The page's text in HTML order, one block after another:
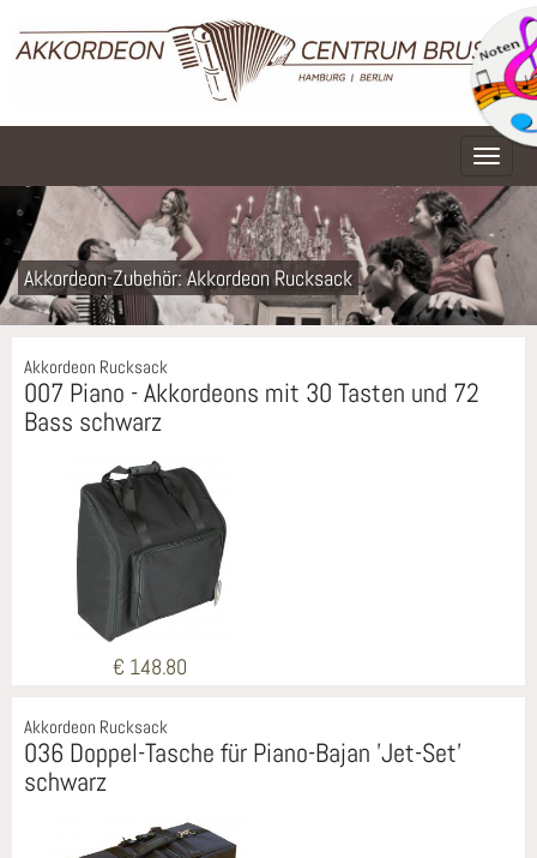
Akkordeon-Zubehör: Akkordeon Rucksack
Akkordeon Rucksack
007 Piano - Akkordeons mit 30 Tasten und 72
Bass schwarz
€ 148.80
Akkordeon Rucksack
036 Doppel-Tasche für Piano-Bajan 'Jet-Set'
schwarz